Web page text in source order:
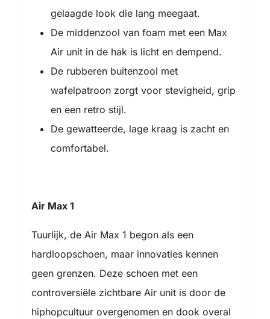
gelaagde look die lang meegaat.
De middenzool van foam met een Max
Air unit in de hak is licht en dempend.
De rubberen buitenzool met
wafelpatroon zorgt voor stevigheid, grip
en een retro stijl.
De gewatteerde, lage kraag is zacht en
comfortabel.
Air Max 1
Tuurlijk, de Air Max 1 begon als een
hardloopschoen, maar innovaties kennen
geen grenzen. Deze schoen met een
controversiële zichtbare Air unit is door de
hiphopcultuur overgenomen en dook overal